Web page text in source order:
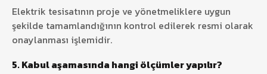
Elektrik tesisatının proje ve yönetmeliklere uygun
şekilde tamamlandığının kontrol edilerek resmi olarak
onaylanması işlemidir.
5. Kabul aşamasında hangi ölçümler yapılır?